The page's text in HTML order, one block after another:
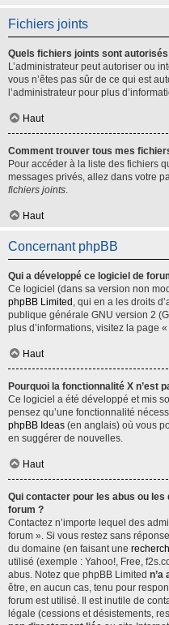
Fichiers joints
Quels fichiers joints sont
L’administrateur peut autoriser ou
vous n’êtes pas sûr de ce qui est
l’administrateur pour plus
Haut
Comment trouver tous mes
Pour accéder à la liste des fichiers
messages privés, allez dans votre
fichiers joints.
Haut
Concernant phpBB
Qui a développé ce logiciel de
Ce logiciel (dans sa version non
phpBB Limited , qui en a les droits
publique générale GNU version 2
plus d’informations, visitez la page «
Haut
Pourquoi la fonctionnalité X n’est
Ce logiciel a été développé et mis
pensez qu’une fonctionnalité
phpBB Ideas (en anglais) où vous
en suggérer de nouvelles.
Haut
Qui contacter pour les abus ou
forum ?
Contactez n’importe lequel des
forum ». Si vous restez sans
du domaine (en faisant une
utilisé (exemple : Yahoo!, Free,
abus. Notez que phpBB Limited n’a
être, en aucun cas, tenu pour
forum est utilisé. Il est inutile de
légale (cessions et désistements,